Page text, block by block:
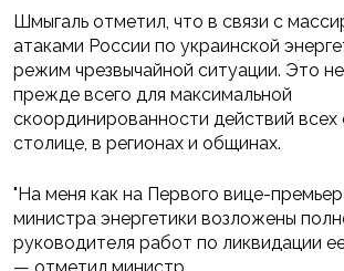
Шмыгаль отметил, что в связи с
атаками России по украинской
режим чрезвычайной ситуации. Это
прежде всего для максимальной
скоординированности действий всех
столице, в регионах и общинах.
"На меня как на Первого вице-
министра энергетики возложены
руководителя работ по ликвидации